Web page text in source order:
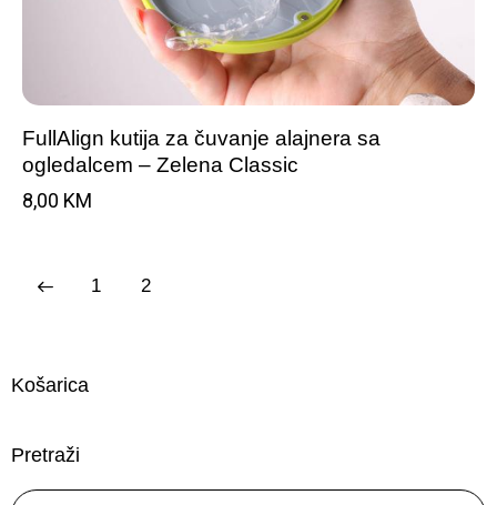
FullAlign kutija za čuvanje alajnera sa
ogledalcem – Zelena Classic
8,00 KM
1 2
Košarica
Pretraži